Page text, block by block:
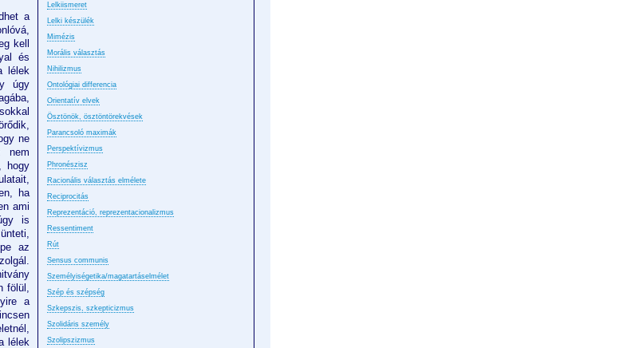
Lelkiismeret
Lelki készülék
Mimézis
Morális választás
Nihilizmus
Ontológiai differencia
Orientatív elvek
Ösztönök, ösztöntörekvések
Parancsoló maximák
Perspektívizmus
Phronészisz
Racionális választás elmélete
Reciprocitás
Reprezentáció, reprezentacionalizmus
Ressentiment
Rút
Sensus communis
Személyiségetika/magatartáselmélet
Szép és szépség
Szkepszis, szkepticizmus
Szolidáris személy
Szolipszizmus
a
kell
és
lélek
úgy
ne
nem
hogy
ha
ami
is
az
fölül,
a
lélek